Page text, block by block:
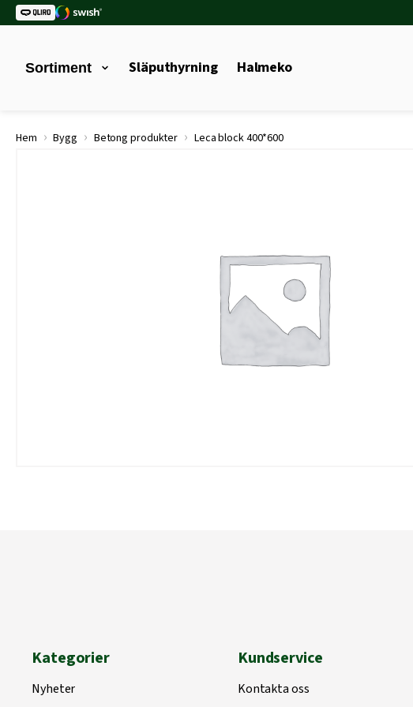
Sortiment Släputhyrning Halmeko
Hem › Bygg › Betong produkter › Leca block 400*600
Kategorier
Nyheter
Kundservice
Kontakta oss